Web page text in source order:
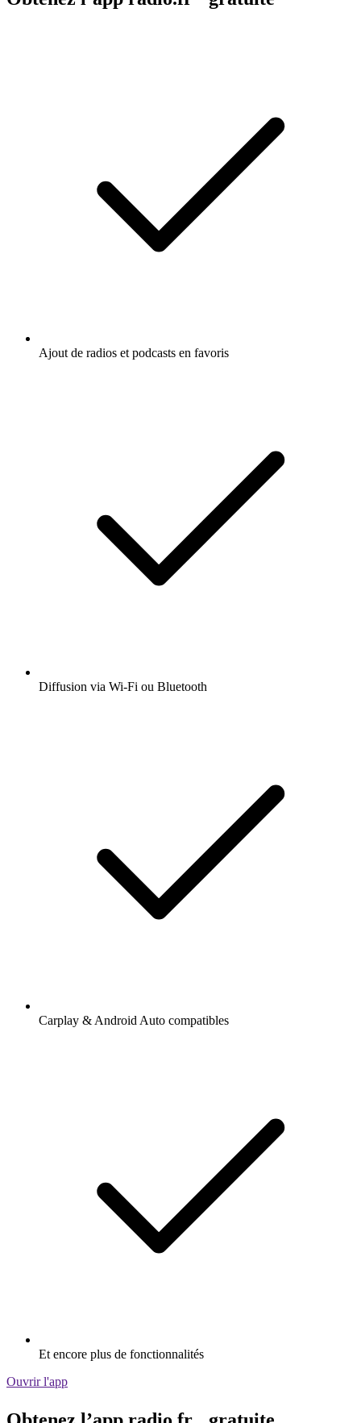
Ajout de radios et podcasts en favoris
Diffusion via Wi-Fi ou Bluetooth
Carplay & Android Auto compatibles
Et encore plus de fonctionnalités
Ouvrir l'app